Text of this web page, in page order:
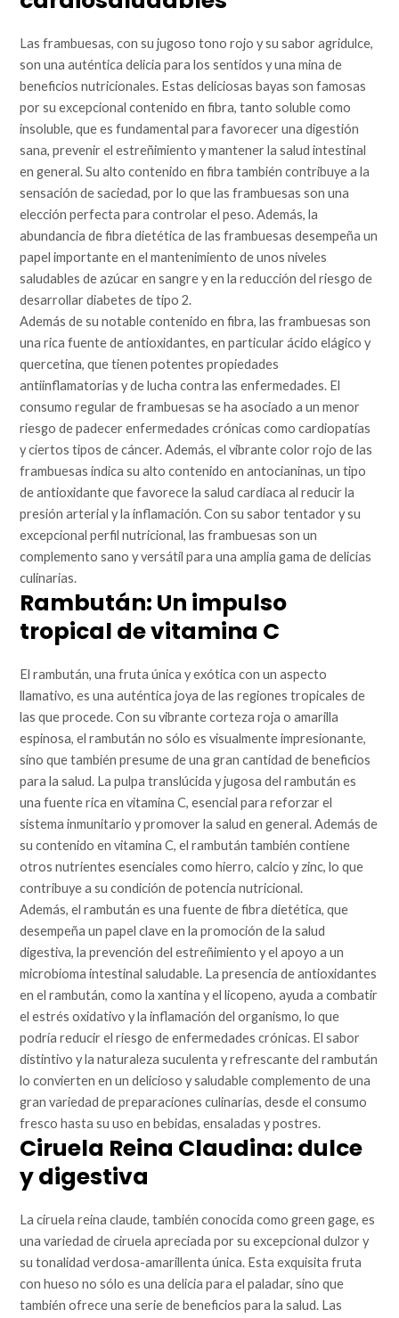
Las frambuesas, con su jugoso tono rojo y su sabor agridulce,
son una auténtica delicia para los sentidos y una mina de
beneficios nutricionales. Estas deliciosas bayas son famosas
por su excepcional contenido en fibra, tanto soluble como
insoluble, que es fundamental para favorecer una digestión
sana, prevenir el estreñimiento y mantener la salud intestinal
en general. Su alto contenido en fibra también contribuye a la
sensación de saciedad, por lo que las frambuesas son una
elección perfecta para controlar el peso. Además, la
abundancia de fibra dietética de las frambuesas desempeña un
papel importante en el mantenimiento de unos niveles
saludables de azúcar en sangre y en la reducción del riesgo de
desarrollar diabetes de tipo 2.
Además de su notable contenido en fibra, las frambuesas son
una rica fuente de antioxidantes, en particular ácido elágico y
quercetina, que tienen potentes propiedades
antiinflamatorias y de lucha contra las enfermedades. El
consumo regular de frambuesas se ha asociado a un menor
riesgo de padecer enfermedades crónicas como cardiopatías
y ciertos tipos de cáncer. Además, el vibrante color rojo de las
frambuesas indica su alto contenido en antocianinas, un tipo
de antioxidante que favorece la salud cardiaca al reducir la
presión arterial y la inflamación. Con su sabor tentador y su
excepcional perfil nutricional, las frambuesas son un
complemento sano y versátil para una amplia gama de delicias
culinarias.
Rambután: Un impulso
tropical de vitamina C
El rambután, una fruta única y exótica con un aspecto
llamativo, es una auténtica joya de las regiones tropicales de
las que procede. Con su vibrante corteza roja o amarilla
espinosa, el rambután no sólo es visualmente impresionante,
sino que también presume de una gran cantidad de beneficios
para la salud. La pulpa translúcida y jugosa del rambután es
una fuente rica en vitamina C, esencial para reforzar el
sistema inmunitario y promover la salud en general. Además de
su contenido en vitamina C, el rambután también contiene
otros nutrientes esenciales como hierro, calcio y zinc, lo que
contribuye a su condición de potencia nutricional.
Además, el rambután es una fuente de fibra dietética, que
desempeña un papel clave en la promoción de la salud
digestiva, la prevención del estreñimiento y el apoyo a un
microbioma intestinal saludable. La presencia de antioxidantes
en el rambután, como la xantina y el licopeno, ayuda a combatir
el estrés oxidativo y la inflamación del organismo, lo que
podría reducir el riesgo de enfermedades crónicas. El sabor
distintivo y la naturaleza suculenta y refrescante del rambután
lo convierten en un delicioso y saludable complemento de una
gran variedad de preparaciones culinarias, desde el consumo
fresco hasta su uso en bebidas, ensaladas y postres.
Ciruela Reina Claudina: dulce
y digestiva
La ciruela reina claude, también conocida como green gage, es
una variedad de ciruela apreciada por su excepcional dulzor y
su tonalidad verdosa-amarillenta única. Esta exquisita fruta
con hueso no sólo es una delicia para el paladar, sino que
también ofrece una serie de beneficios para la salud. Las